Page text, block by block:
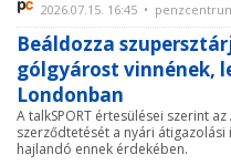
2026.07.15. 16:45 •
Beáldozza
gólgyárost vinnének,
Londonban
A talkSPORT értesülései szerint
szerződtetését a nyári
hajlandó ennek érdekében.